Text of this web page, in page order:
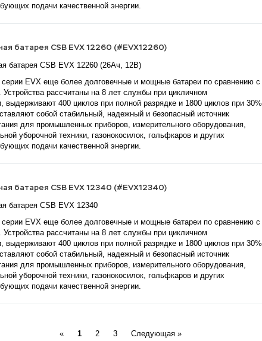
подачи качественной энергии.
батарея CSB EVX 12260 (#EVX12260)
батарея CSB EVX 12260 (26Ач, 12В)
EVX еще более долговечные и мощные батареи по сравнению с
Устройства рассчитаны на 8 лет службы при цикличном
выдерживают 400 циклов при полной разрядке и 1800 циклов при 30%
собой стабильный, надежный и безопасный источник
для промышленных приборов, измерительного оборудования,
уборочной техники, газонокосилок, гольфкаров и других
подачи качественной энергии.
батарея CSB EVX 12340 (#EVX12340)
батарея CSB EVX 12340
EVX еще более долговечные и мощные батареи по сравнению с
Устройства рассчитаны на 8 лет службы при цикличном
выдерживают 400 циклов при полной разрядке и 1800 циклов при 30%
собой стабильный, надежный и безопасный источник
для промышленных приборов, измерительного оборудования,
уборочной техники, газонокосилок, гольфкаров и других
подачи качественной энергии.
«Previous
1 2 3 Следующая »Next